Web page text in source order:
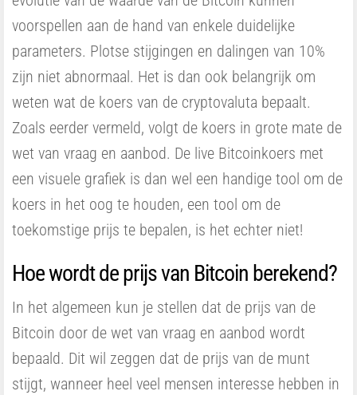
voorspellen aan de hand van enkele duidelijke
parameters. Plotse stijgingen en dalingen van 10%
zijn niet abnormaal. Het is dan ook belangrijk om
weten wat de koers van de cryptovaluta bepaalt.
Zoals eerder vermeld, volgt de koers in grote mate de
wet van vraag en aanbod. De live Bitcoinkoers met
een visuele grafiek is dan wel een handige tool om de
koers in het oog te houden, een tool om de
toekomstige prijs te bepalen, is het echter niet!
Hoe wordt de prijs van Bitcoin berekend?
In het algemeen kun je stellen dat de prijs van de
Bitcoin door de wet van vraag en aanbod wordt
bepaald. Dit wil zeggen dat de prijs van de munt
stijgt, wanneer heel veel mensen interesse hebben in